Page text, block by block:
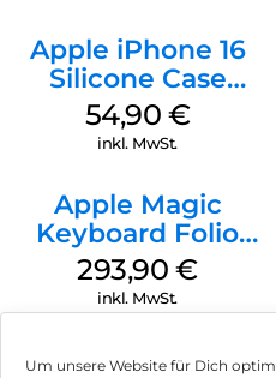
Um unsere Website für Dich
Apple iPhone 16
Silicone Case
MagSafe Lake
Green
54,90 €
inkl. MwSt.
Apple Magic
Keyboard Folio
iPad 10.9″ (10.Gen.)
Weiß
293,90€
inkl. MwSt.